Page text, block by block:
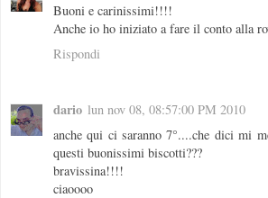
Buoni e carinissimi!!!!
Anche io ho iniziato a fare il conto alla
Rispondi
dario lun nov 08, 08:57:00 PM 2010
anche qui ci saranno 7°....che dici mi
questi buonissimi biscotti???
bravissina!!!!
ciaoooo